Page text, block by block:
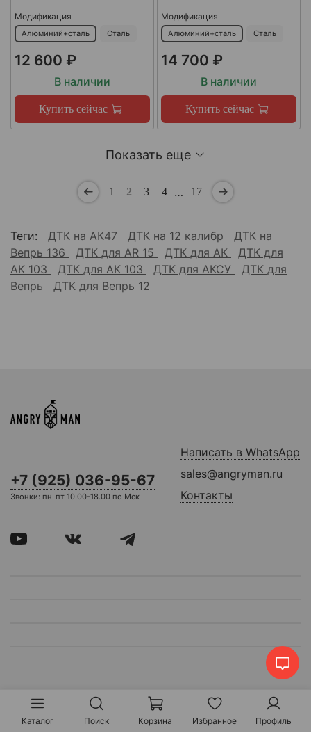
Модификация
Алюминий+сталь Сталь
12 600 ₽
В наличии
Купить сейчас
Модификация
Алюминий+сталь Сталь
14 700 ₽
В наличии
Купить сейчас
Показать еще
1 2 3 4 … 17
Теги: ДТК на АК47 ДТК на 12 калибр
ДТК на
Вепрь 136
ДТК для AR 15 ДТК для АК
ДТК для
АК 103
ДТК для АК 103 ДТК для АКСУ
ДТК для
Вепрь
ДТК для Вепрь 12
+7 (925) 036-95-67
Звонки: пн-пт 10.00-18.00 по Мск
Написать в WhatsApp
sales@angryman.ru
Контакты
Каталог Поиск Корзина Избранное Профиль